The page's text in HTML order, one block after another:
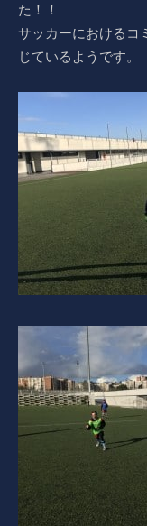
た！！
サッカーにおけるコ
じているようです。